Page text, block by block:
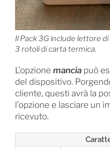
Il Pack 3G include lettore
3 rotoli di carta termica.
L’opzione manciapuò
del dispositivo.
cliente, questi avrà la
l’opzione e lasciare un
ricevuto.